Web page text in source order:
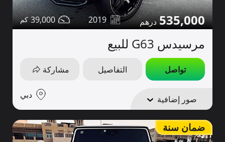
535,000
2019
39,000
مرسيدس G63 للبيع
تواصل التفاصيل مشاركة
صور إضافية دبي
ضمان سنة